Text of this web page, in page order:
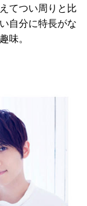
てつい周りと比
自分に特長がな
味。